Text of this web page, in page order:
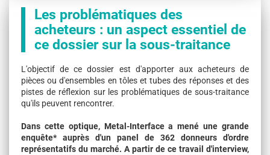
Les problématiques des
acheteurs : un aspect essentiel de
ce dossier sur la sous-traitance
L'objectif de ce dossier est d'apporter aux acheteurs de
pièces ou d'ensembles en tôles et tubes des réponses et des
pistes de réflexion sur les problématiques de sous-traitance
qu'ils peuvent rencontrer.
Dans cette optique, Metal-Interface a mené une grande
enquête* auprès d'un panel de 362 donneurs d'ordre
représentatifs du marché. A partir de ce travail d'interview,